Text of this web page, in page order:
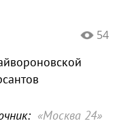
54
«Москва 24»